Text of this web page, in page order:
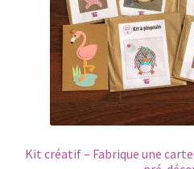
Kit créatif – Fabrique une